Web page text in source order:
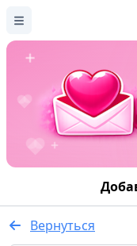
Вернуться